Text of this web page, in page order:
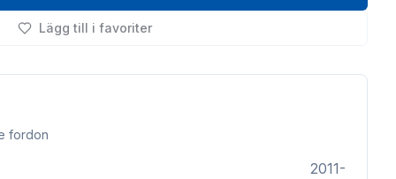
Lägg till i favoriter
fordon
2011-